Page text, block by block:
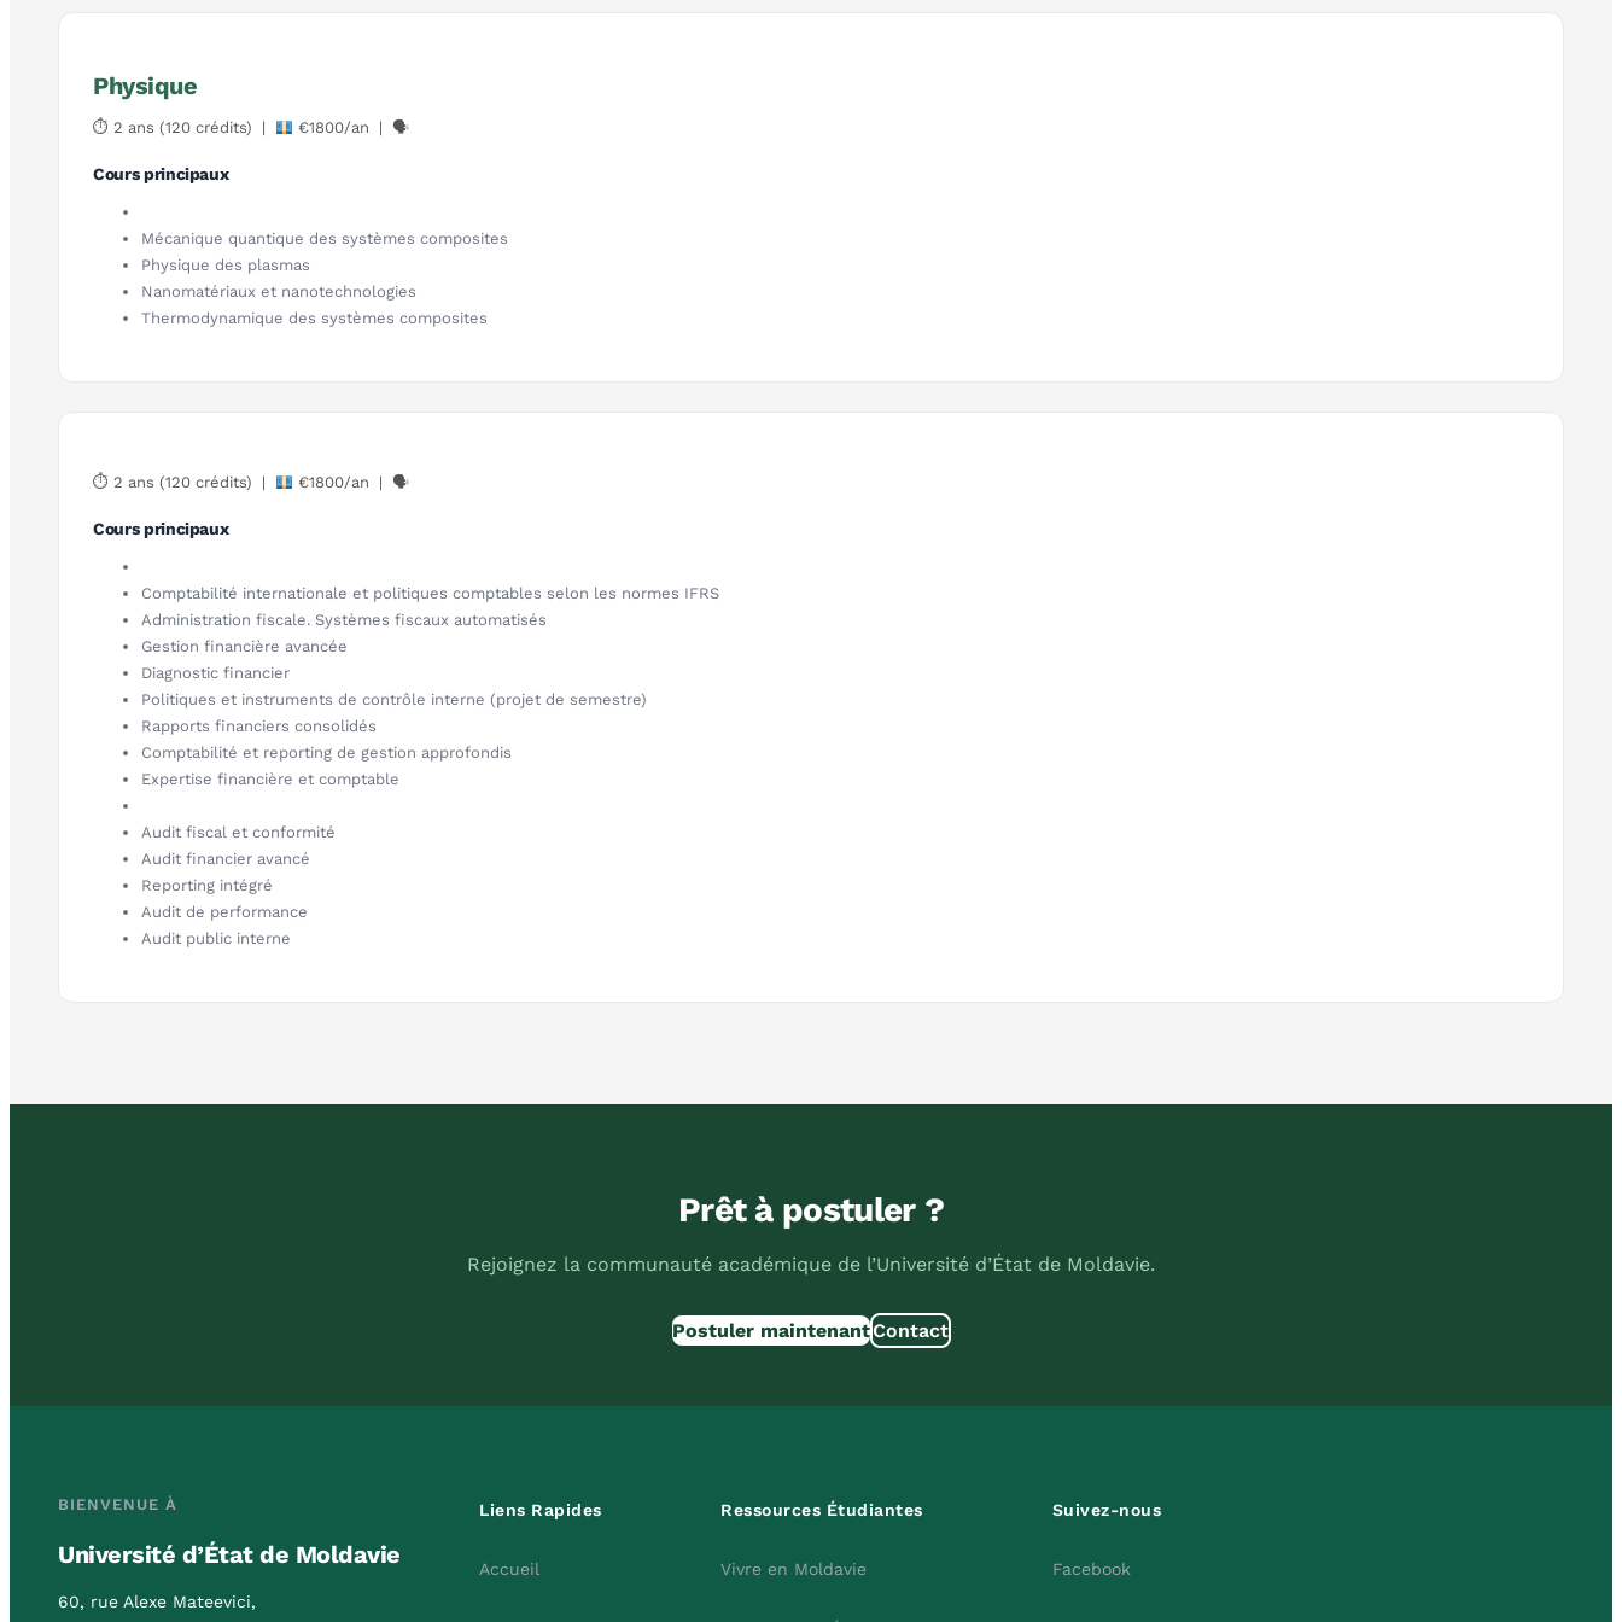
Physique
⏱ 2 ans (120 crédits) | €1800/an | 🗣
Cours principaux
Mécanique quantique des systèmes composites
Physique des plasmas
Nanomatériaux et nanotechnologies
Thermodynamique des systèmes composites
⏱ 2 ans (120 crédits) | €1800/an | 🗣
Cours principaux
Comptabilité internationale et politiques comptables selon les normes IFRS
Administration fiscale. Systèmes fiscaux automatisés
Gestion financière avancée
Diagnostic financier
Politiques et instruments de contrôle interne (projet de semestre)
Rapports financiers consolidés
Comptabilité et reporting de gestion approfondis
Expertise financière et comptable
Audit fiscal et conformité
Audit financier avancé
Reporting intégré
Audit de performance
Audit public interne
Prêt à postuler ?
Rejoignez la communauté académique de l’Université d’État de Moldavie.
Postuler maintenantContact
BIENVENUE À
Université d’État de Moldavie
60, rue Alexe Mateevici,
Liens Rapides
Accueil
Ressources Étudiantes
Vivre en Moldavie
Suivez-nous
Facebook